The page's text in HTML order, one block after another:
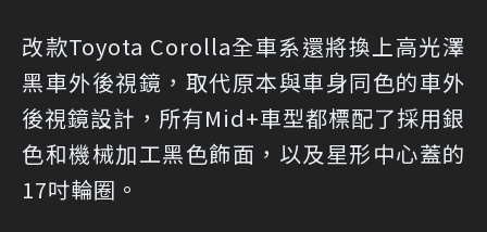
改款Toyota Corolla全車系還將換上高光澤
黑車外後視鏡，取代原本與車身同色的車外
後視鏡設計，所有Mid+車型都標配了採用銀
色和機械加工黑色飾面，以及星形中心蓋的
17吋輪圈。